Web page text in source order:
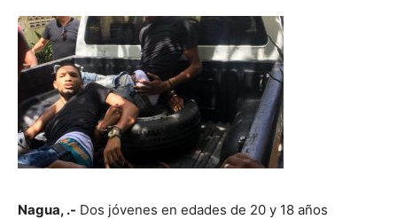
Nagua, .- Dos jóvenes en edades de 20 y 18 años